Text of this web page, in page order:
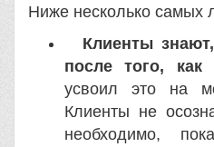
Ниже несколько самых
Клиенты
после того, как
усвоил это на
Клиенты не
необходимо,